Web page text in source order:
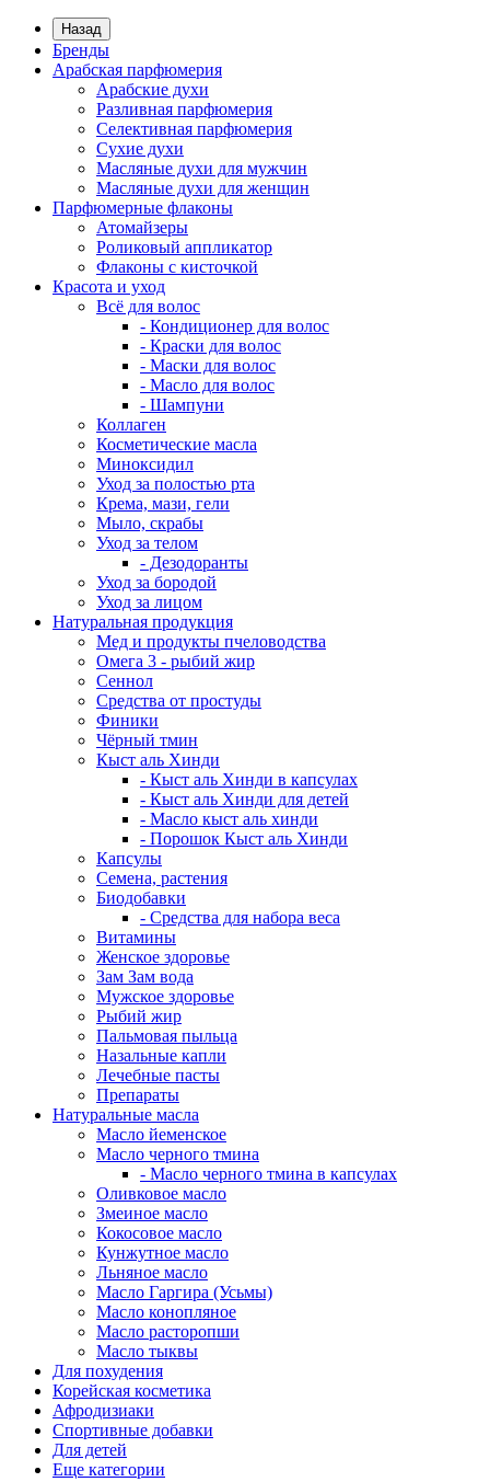
Назад
Бренды
Арабская парфюмерия
Арабские духи
Разливная парфюмерия
Селективная парфюмерия
Сухие духи
Масляные духи для мужчин
Масляные духи для женщин
Парфюмерные флаконы
Атомайзеры
Роликовый аппликатор
Флаконы с кисточкой
Красота и уход
Всё для волос
- Кондиционер для волос
- Краски для волос
- Маски для волос
- Масло для волос
- Шампуни
Коллаген
Косметические масла
Миноксидил
Уход за полостью рта
Крема, мази, гели
Мыло, скрабы
Уход за телом
- Дезодоранты
Уход за бородой
Уход за лицом
Натуральная продукция
Мед и продукты пчеловодства
Омега 3 - рыбий жир
Сеннол
Средства от простуды
Финики
Чёрный тмин
Кыст аль Хинди
- Кыст аль Хинди в капсулах
- Кыст аль Хинди для детей
- Масло кыст аль хинди
- Порошок Кыст аль Хинди
Капсулы
Семена, растения
Биодобавки
- Средства для набора веса
Витамины
Женское здоровье
Зам Зам вода
Мужское здоровье
Рыбий жир
Пальмовая пыльца
Назальные капли
Лечебные пасты
Препараты
Натуральные масла
Масло йеменское
Масло черного тмина
- Масло черного тмина в капсулах
Оливковое масло
Змеиное масло
Кокосовое масло
Кунжутное масло
Льняное масло
Масло Гаргира (Усьмы)
Масло конопляное
Масло расторопши
Масло тыквы
Для похудения
Корейская косметика
Афродизиаки
Спортивные добавки
Для детей
Еще категории